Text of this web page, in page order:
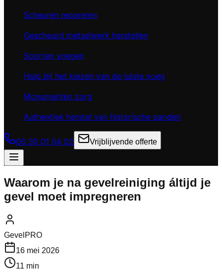
Scheuren repareren
Gescheurd metselwerk herstellen
Soorten voegen
Hulp bij het kiezen van de juiste voeg
Monumenten zorg
Authentiek herstel van historische panden
06 30 01 04 02 Vrijblijvende offerte
Waarom je na gevelreiniging áltijd je
gevel moet impregneren
GevelPRO
16 mei 2026
11 min